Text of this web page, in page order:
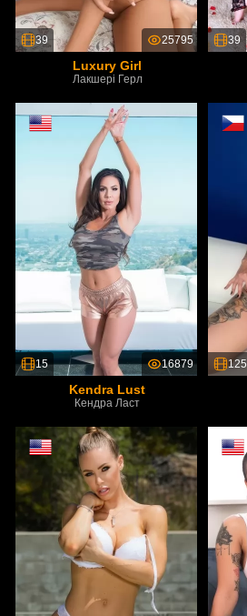
39 25795
Luxury Girl
Лакшері Герл
39
15 16879
Kendra Lust
Кендра Ласт
125